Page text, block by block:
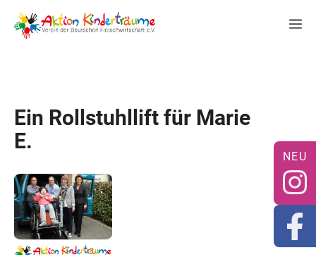
Inhalt
springen
Ein Rollstuhllift für Marie
E.